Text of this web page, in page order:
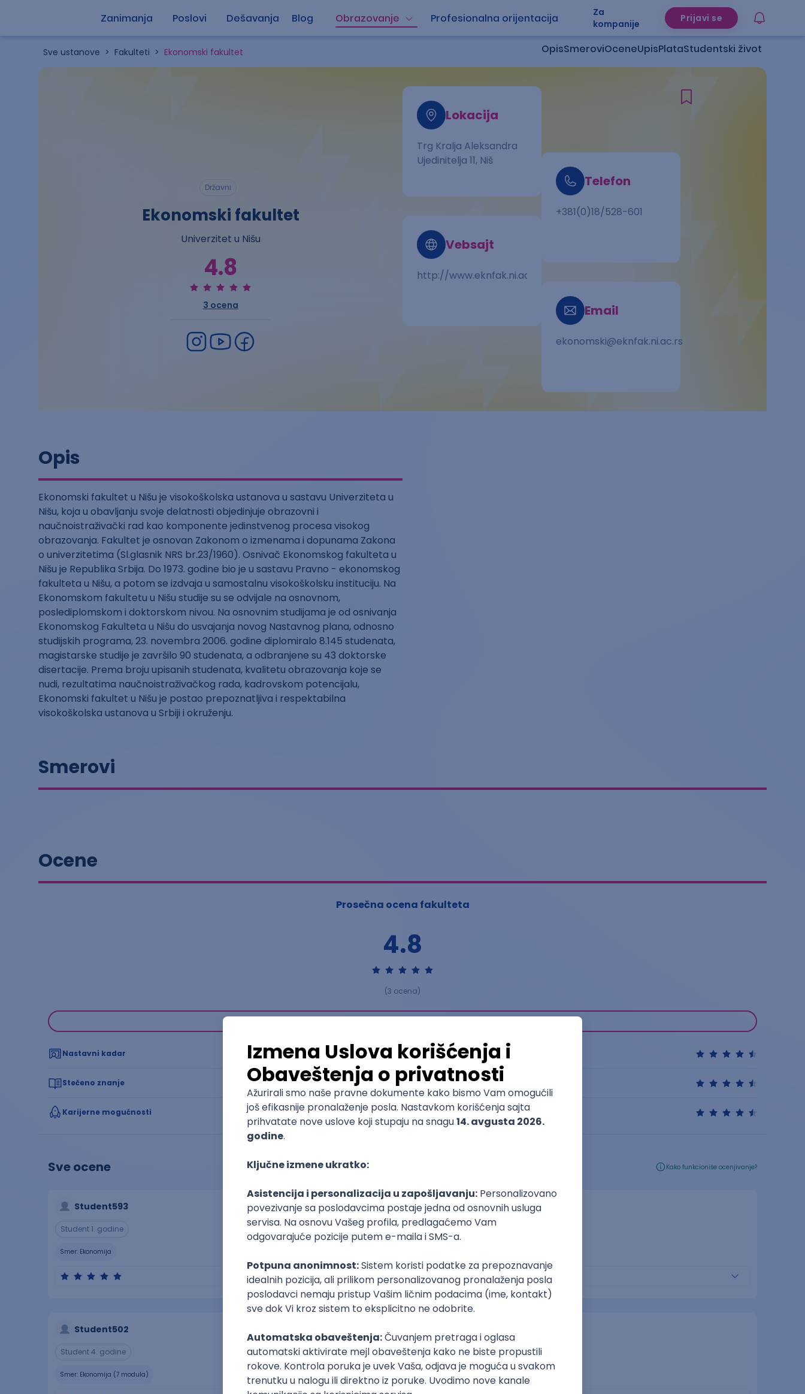
Zanimanja Poslovi Dešavanja Blog Obrazovanje Profesionalna orijentacija
Za
kompanije
Prijavi se
Sve ustanove > Fakulteti > Ekonomski fakultet OpisSmeroviOceneUpisPlataStudentski život
Državni
Ekonomski fakultet
Univerzitet u Nišu
4.8
3 ocena
Lokacija
Trg Kralja Aleksandra
Ujedinitelja 11, Niš
Vebsajt
http://www.eknfak.ni.ac.rs/
Telefon
+381(0)18/528-601
Email
ekonomski@eknfak.ni.ac.rs
Opis
Ekonomski fakultet u Nišu je visokoškolska ustanova u sastavu Univerziteta u
Nišu, koja u obavljanju svoje delatnosti objedinjuje obrazovni i
naučnoistraživački rad kao komponente jedinstvenog procesa visokog
obrazovanja. Fakultet je osnovan Zakonom o izmenama i dopunama Zakona
o univerzitetima (Sl.glasnik NRS br.23/1960). Osnivač Ekonomskog fakulteta u
Nišu je Republika Srbija. Do 1973. godine bio je u sastavu Pravno - ekonomskog
fakulteta u Nišu, a potom se izdvaja u samostalnu visokoškolsku instituciju. Na
Ekonomskom fakultetu u Nišu studije su se odvijale na osnovnom,
poslediplomskom i doktorskom nivou. Na osnovnim studijama je od osnivanja
Ekonomskog Fakulteta u Nišu do usvajanja novog Nastavnog plana, odnosno
studijskih programa, 23. novembra 2006. godine diplomiralo 8.145 studenata,
magistarske studije je završilo 90 studenata, a odbranjene su 43 doktorske
disertacije. Prema broju upisanih studenata, kvalitetu obrazovanja koje se
nudi, rezultatima naučnoistraživačkog rada, kadrovskom potencijalu,
Ekonomski fakultet u Nišu je postao prepoznatljiva i respektabilna
visokoškolska ustanova u Srbiji i okruženju.
Smerovi
Ocene
Prosečna ocena fakulteta
4.8
(3 ocena)
Ostavi ocenu
Nastavni kadar
Stečeno znanje
Karijerne mogućnosti
Sve ocene Kako funkcioniše ocenjivanje?
Student593
Student 1. godine
Smer: Ekonomija
Student502
Student 4. godine
Smer: Ekonomija (7 modula)